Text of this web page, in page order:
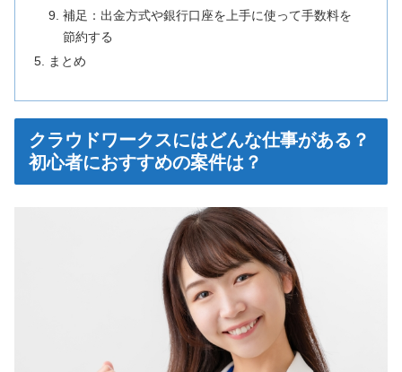
補足：出金方式や銀行口座を上手に使って手数料を
節約する
まとめ
クラウドワークスにはどんな仕事がある？
初心者におすすめの案件は？